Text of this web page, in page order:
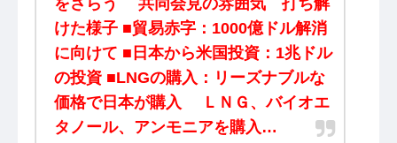
けた様子 ■貿易赤字：1000億ドル解消
に向けて ■日本から米国投資：1兆ドル
の投資 ■LNGの購入：リーズナブルな
価格で日本が購入 ＬＮＧ、バイオエ
タノール、アンモニアを購入…